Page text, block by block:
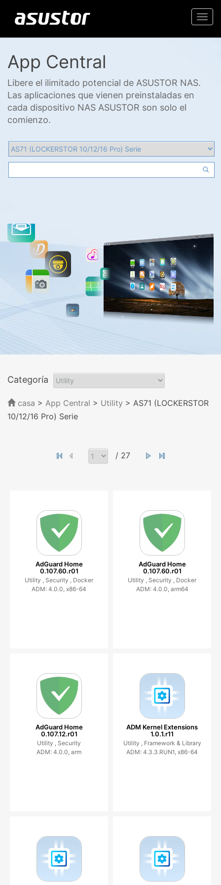
App Central
Libere el ilimitado potencial de ASUSTOR NAS.
Las aplicaciones que vienen preinstaladas en
cada dispositivo NAS ASUSTOR son solo el
comienzo.
Categoría
casa > App Central > Utility > AS71 (LOCKERSTOR
10/12/16 Pro) Serie
/ 27
AdGuard Home
0.107.60.r01
Utility , Security , Docker
ADM: 4.0.0, x86-64
AdGuard Home
0.107.60.r01
Utility , Security , Docker
ADM: 4.0.0, arm64
AdGuard Home
0.107.12.r01
Utility , Security
ADM: 4.0.0, arm
ADM Kernel Extensions
1.0.1.r11
Utility , Framework & Library
ADM: 4.3.3.RUN1, x86-64